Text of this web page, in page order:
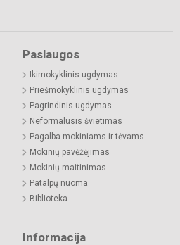
Paslaugos
Ikimokyklinis ugdymas
Priešmokyklinis ugdymas
Pagrindinis ugdymas
Neformalusis švietimas
Pagalba mokiniams ir tėvams
Mokinių pavėžėjimas
Mokinių maitinimas
Patalpų nuoma
Biblioteka
Informacija